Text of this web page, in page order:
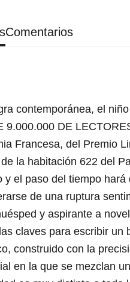
Comentarios
contemporánea, el
DE
Francesa, del Premio
la habitación 622 del
el paso del tiempo
de una ruptura
y aspirante a
claves para escribir
construido con la
en la que se mezclan